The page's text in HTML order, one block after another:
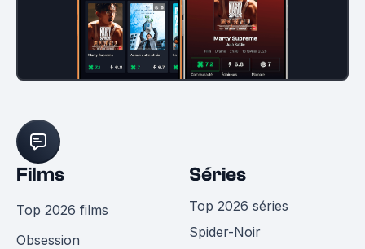
Films
Top 2026 films
Obsession
Séries
Top 2026 séries
Spider-Noir